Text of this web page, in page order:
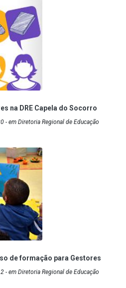
na DRE Capela do Socorro
em Diretoria Regional de Educação
de formação para Gestores
em Diretoria Regional de Educação